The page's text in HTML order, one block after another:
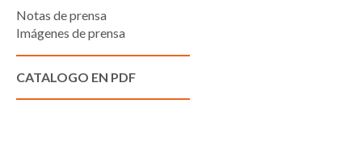
Notas de prensa
Imágenes de prensa
CATALOGO EN PDF